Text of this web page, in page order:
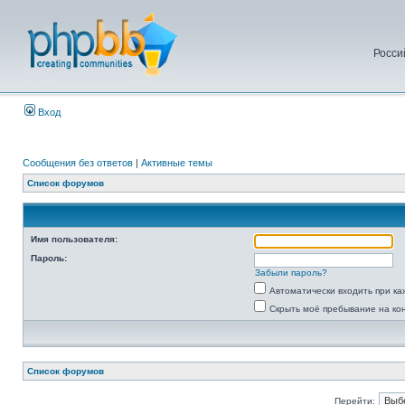
Вход
Сообщения без ответов | Активные темы
Список форумов
Имя пользователя:
Пароль:
Забыли пароль?
Автоматически входить при
Скрыть моё пребывание на
Список форумов
Перейти: